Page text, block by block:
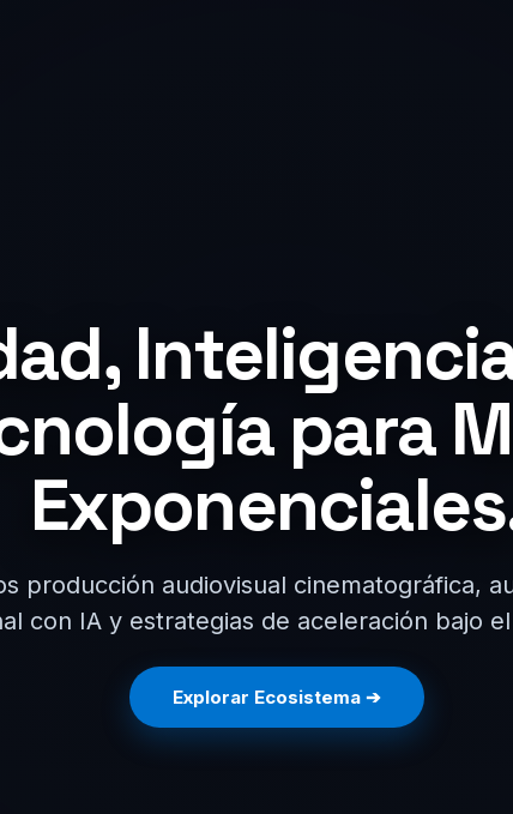
para
producción audiovisual cinematográfica,
con IA y estrategias de aceleración bajo
Explorar Ecosistema ➔